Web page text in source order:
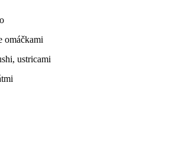
omáčkami
ustricami